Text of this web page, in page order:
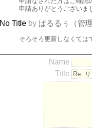
申請ありがとうございま
No Title by ぱるるぅ（管理
そろそろ更新しなくては
Name
Title